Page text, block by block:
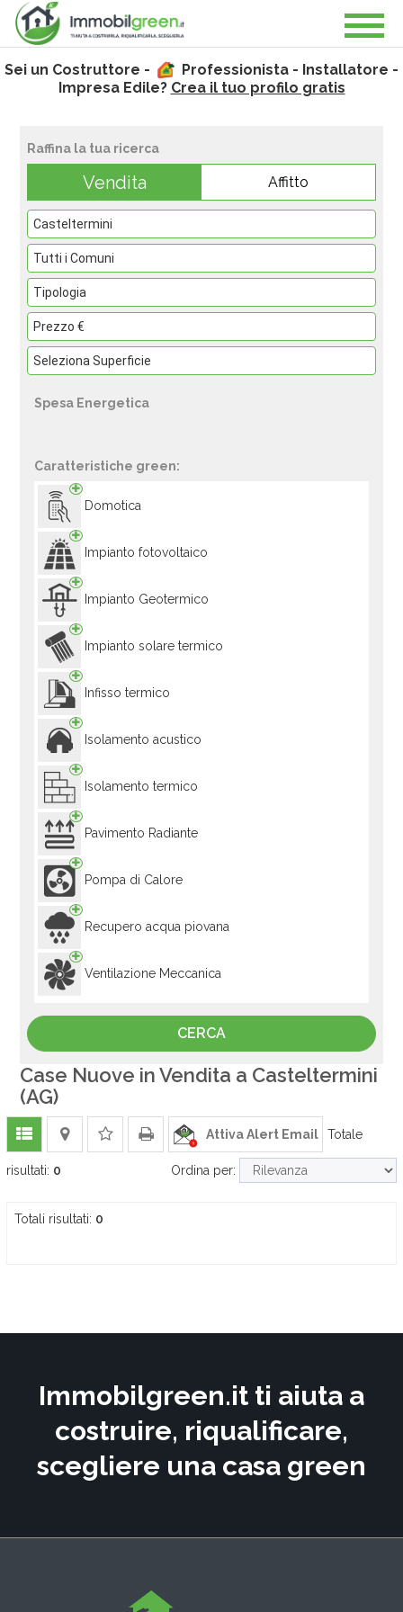
Sei un Costruttore -
Professionista - Installatore -
Impresa Edile? Crea il tuo profilo gratis
Raffina la tua ricerca
Vendita Affitto
Spesa Energetica
Caratteristiche green:
Domotica
Impianto fotovoltaico
Impianto Geotermico
Impianto solare termico
Infisso termico
Isolamento acustico
Isolamento termico
Pavimento Radiante
Pompa di Calore
Recupero acqua piovana
Ventilazione Meccanica
Case Nuove in Vendita a Casteltermini
(AG)
Attiva Alert Email Totale
risultati: 0 Ordina per:
Totali risultati: 0
Immobilgreen.it ti aiuta a
costruire, riqualificare,
scegliere una casa green